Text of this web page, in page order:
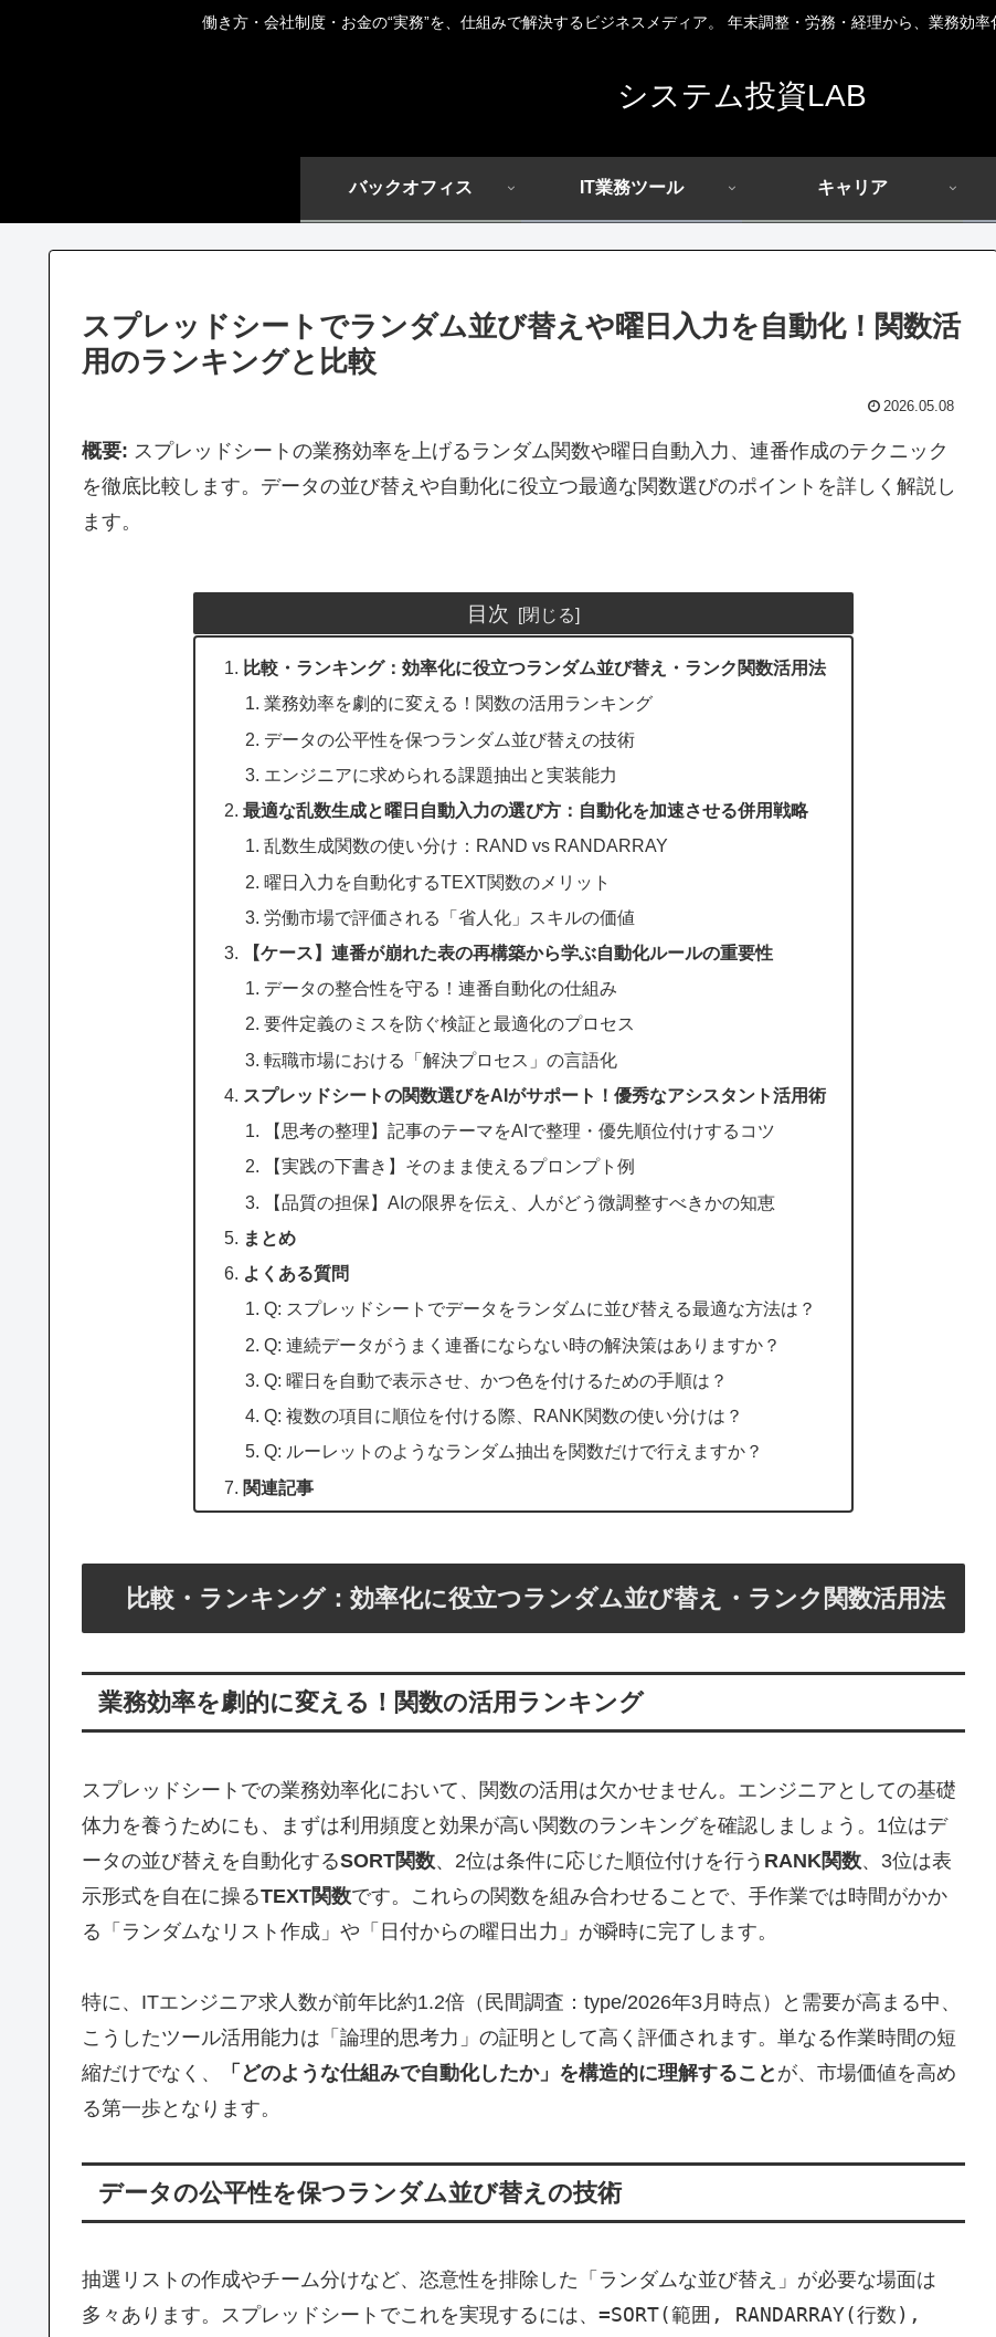
働き方・会社制度・お金の“実務”を、仕組みで解決するビジネスメディア。 年末調整・労務・経理から、業務効率
システム投資LAB
バックオフィス IT業務ツール キャリア
スプレッドシートでランダム並び替えや曜日入力を自動化！関数活
用のランキングと比較
2026.05.08
概要: スプレッドシートの業務効率を上げるランダム関数や曜日自動入力、連番作成のテクニック
を徹底比較します。データの並び替えや自動化に役立つ最適な関数選びのポイントを詳しく解説し
ます。
目次
比較・ランキング：効率化に役立つランダム並び替え・ランク関数活用法
業務効率を劇的に変える！関数の活用ランキング
データの公平性を保つランダム並び替えの技術
エンジニアに求められる課題抽出と実装能力
最適な乱数生成と曜日自動入力の選び方：自動化を加速させる併用戦略
乱数生成関数の使い分け：RAND vs RANDARRAY
曜日入力を自動化するTEXT関数のメリット
労働市場で評価される「省人化」スキルの価値
【ケース】連番が崩れた表の再構築から学ぶ自動化ルールの重要性
データの整合性を守る！連番自動化の仕組み
要件定義のミスを防ぐ検証と最適化のプロセス
転職市場における「解決プロセス」の言語化
スプレッドシートの関数選びをAIがサポート！優秀なアシスタント活用術
【思考の整理】記事のテーマをAIで整理・優先順位付けするコツ
【実践の下書き】そのまま使えるプロンプト例
【品質の担保】AIの限界を伝え、人がどう微調整すべきかの知恵
まとめ
よくある質問
Q: スプレッドシートでデータをランダムに並び替える最適な方法は？
Q: 連続データがうまく連番にならない時の解決策はありますか？
Q: 曜日を自動で表示させ、かつ色を付けるための手順は？
Q: 複数の項目に順位を付ける際、RANK関数の使い分けは？
Q: ルーレットのようなランダム抽出を関数だけで行えますか？
関連記事
比較・ランキング：効率化に役立つランダム並び替え・ランク関数活用法
業務効率を劇的に変える！関数の活用ランキング
スプレッドシートでの業務効率化において、関数の活用は欠かせません。エンジニアとしての基礎
体力を養うためにも、まずは利用頻度と効果が高い関数のランキングを確認しましょう。1位はデ
ータの並び替えを自動化するSORT関数、2位は条件に応じた順位付けを行う RANK関数、3位は表
示形式を自在に操るTEXT関数です。これらの関数を組み合わせることで、手作業では時間がかか
る「ランダムなリスト作成」や「日付からの曜日出力」が瞬時に完了します。
特に、ITエンジニア求人数が前年比約1.2倍（民間調査：type/2026年3月時点）と需要が高まる中、
こうしたツール活用能力は「論理的思考力」の証明として高く評価されます。単なる作業時間の短
縮だけでなく、
「どのような仕組みで自動化したか」を構造的に理解すること が、市場価値を高め
る第一歩となります。
データの公平性を保つランダム並び替えの技術
抽選リストの作成やチーム分けなど、恣意性を排除した「ランダムな並び替え」が必要な場面は
多々あります。スプレッドシートでこれを実現するには、 =SORT(範囲, RANDARRAY(行数),